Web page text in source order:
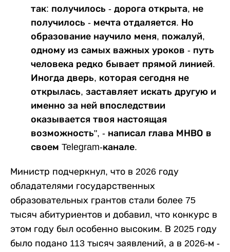
так: получилось - дорога открыта, не
получилось - мечта отдаляется. Но
образование научило меня, пожалуй,
одному из самых важных уроков - путь
человека редко бывает прямой линией.
Иногда дверь, которая сегодня не
открылась, заставляет искать другую и
именно за ней впоследствии
оказывается твоя настоящая
возможность", - написал глава МНВО в
своем Telegram-канале.
Министр подчеркнул, что в 2026 году
обладателями государственных
образовательных грантов стали более 75
тысяч абитуриентов и добавил, что конкурс в
этом году был особенно высоким. В 2025 году
было подано 113 тысяч заявлений, а в 2026-м -